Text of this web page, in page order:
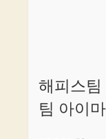
해피스
팀 아이